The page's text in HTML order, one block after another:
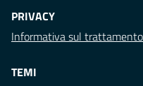
PRIVACY
Informativa sul
TEMI